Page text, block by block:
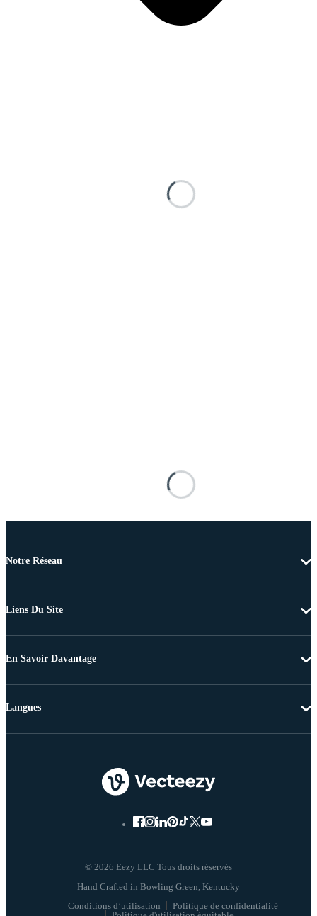
Notre Réseau
Liens Du Site
En Savoir Davantage
© 2026 Eezy LLC Tous droits réservés
Conditions d’utilisation
Politique de confidentialité
Langues